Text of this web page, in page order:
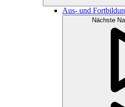
Aus- und
Nächste